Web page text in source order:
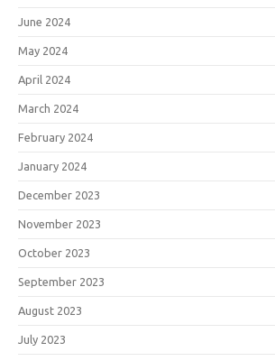
June 2024
May 2024
April 2024
March 2024
February 2024
January 2024
December 2023
November 2023
October 2023
September 2023
August 2023
July 2023